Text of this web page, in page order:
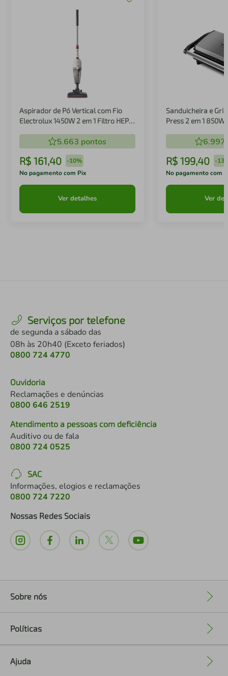
Aspirador de Pó Vertical com Fio
Electrolux 1450W 2 em 1 Filtro HEPA
5.663 pontos
R$ 161,40 -10%
No pagamento com Pix
Ver detalhes
Sanduicheira e
Press 2 em 1 850W
6.997
R$ 199,40 -
No pagamento com
Ver
Serviços por telefone
de segunda a sábado das
08h às 20h40 (Exceto feriados)
0800 724 4770
Ouvidoria
Reclamações e denúncias
0800 646 2519
Atendimento a pessoas com deficiência
Auditivo ou de fala
0800 724 0525
SAC
Informações, elogios e reclamações
0800 724 7220
Nossas Redes Sociais
Sobre nós
Políticas
Ajuda